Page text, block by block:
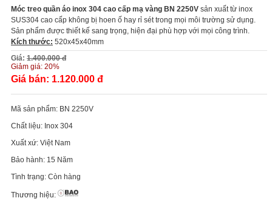
Móc treo quần áo inox 304 cao cấp mạ vàng BN 2250V sản xuất từ inox
SUS304 cao cấp không bị hoen ố hay rỉ sét trong mọi môi trường sử dụng.
Sản phẩm được thiết kế sang trọng, hiện đại phù hợp với mọi công trình.
Kích thước: 520x45x40mm
Giá: 1.400.000 đ
Giảm giá: 20%
Giá bán: 1.120.000 đ
Mã sản phẩm: BN 2250V
Chất liệu: Inox 304
Xuất xứ: Việt Nam
Bảo hành: 15 Năm
Tình trạng: Còn hàng
Thương hiệu: